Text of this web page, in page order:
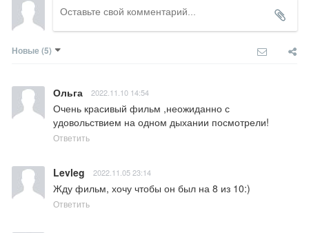
Новые (5)
Ольга 2022.11.10 14:54
Очень красивый фильм ,неожиданно с
удовольствием на одном дыхании посмотрели!
Ответить
Levleg 2022.11.05 23:14
Жду фильм, хочу чтобы он был на 8 из 10:)
Ответить